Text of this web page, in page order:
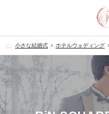
小さな結婚式 ホテルウェディング